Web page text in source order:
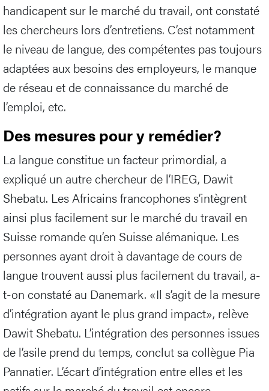
handicapent sur le marché du travail, ont constaté
les chercheurs lors d’entretiens. C’est notamment
le niveau de langue, des compétentes pas toujours
adaptées aux besoins des employeurs, le manque
de réseau et de connaissance du marché de
l’emploi, etc.
Des mesures pour y remédier?
La langue constitue un facteur primordial, a
expliqué un autre chercheur de l’IREG, Dawit
Shebatu. Les Africains francophones s’intègrent
ainsi plus facilement sur le marché du travail en
Suisse romande qu’en Suisse alémanique. Les
personnes ayant droit à davantage de cours de
langue trouvent aussi plus facilement du travail, a-
t-on constaté au Danemark. «Il s’agit de la mesure
d’intégration ayant le plus grand impact», relève
Dawit Shebatu. L’intégration des personnes issues
de l’asile prend du temps, conclut sa collègue Pia
Pannatier. L’écart d’intégration entre elles et les